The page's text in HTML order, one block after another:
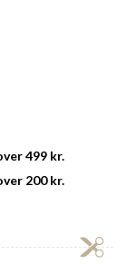
499 kr.
200 kr.